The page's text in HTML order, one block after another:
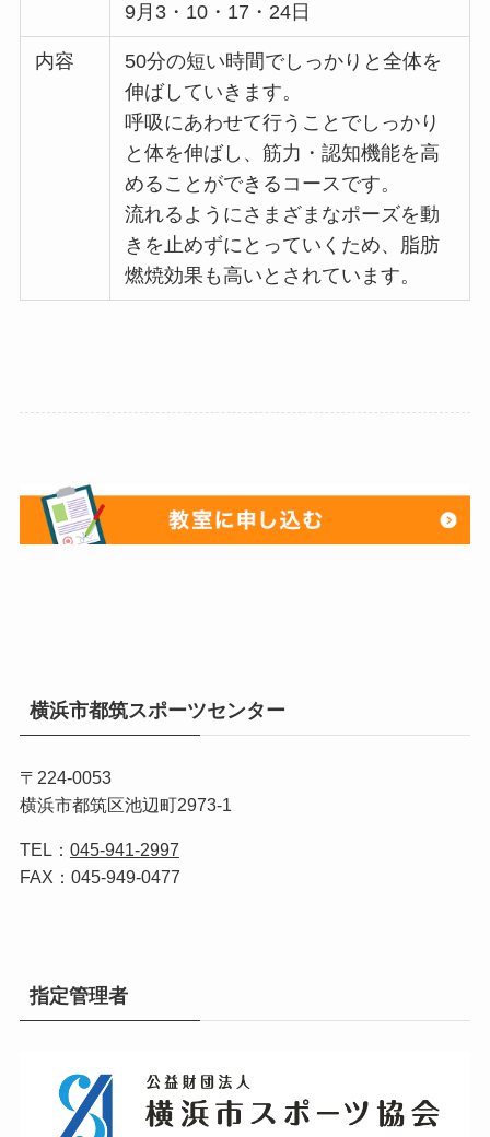
9月3・10・17・24日
内容
50分の短い時間でしっかりと全体を
伸ばしていきます。
呼吸にあわせて行うことでしっかり
と体を伸ばし、筋力・認知機能を高
めることができるコースです。
流れるようにさまざまなポーズを動
きを止めずにとっていくため、脂肪
燃焼効果も高いとされています。
横浜市都筑スポーツセンター
〒224-0053
横浜市都筑区池辺町2973-1
TEL： 045-941-2997
FAX：045-949-0477
指定管理者